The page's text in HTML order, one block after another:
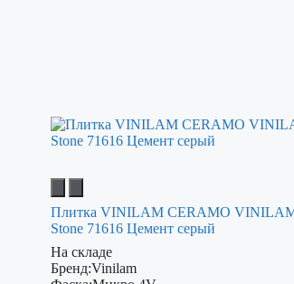
Плитка VINILAM CERAMO
Stone 71616 Цемент серый
На складе
Бренд:Vinilam